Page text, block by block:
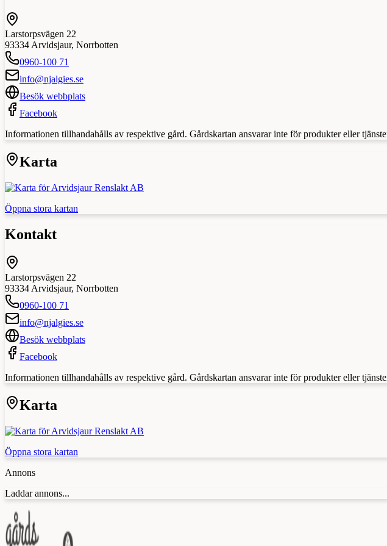
Larstorpsvägen 22
93334 Arvidsjaur, Norrbotten
0960-100 71
info@njalgies.se
Besök webbplats
Facebook
Informationen tillhandahålls av respektive gård. Gårdskartan ansvarar inte för produkter eller
Karta
Öppna stora kartan
Kontakt
Larstorpsvägen 22
93334 Arvidsjaur, Norrbotten
0960-100 71
info@njalgies.se
Besök webbplats
Facebook
Informationen tillhandahålls av respektive gård. Gårdskartan ansvarar inte för produkter eller
Karta
Öppna stora kartan
Annons
Laddar annons...